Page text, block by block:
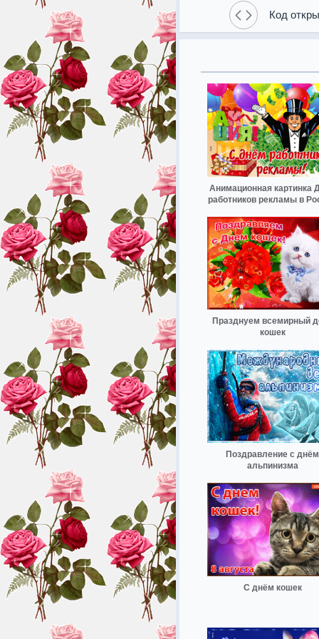
Код
Анимационная картинка
работников рекламы в
Празднуем всемирный
кошек
Поздравление с днём
альпинизма
С днём кошек